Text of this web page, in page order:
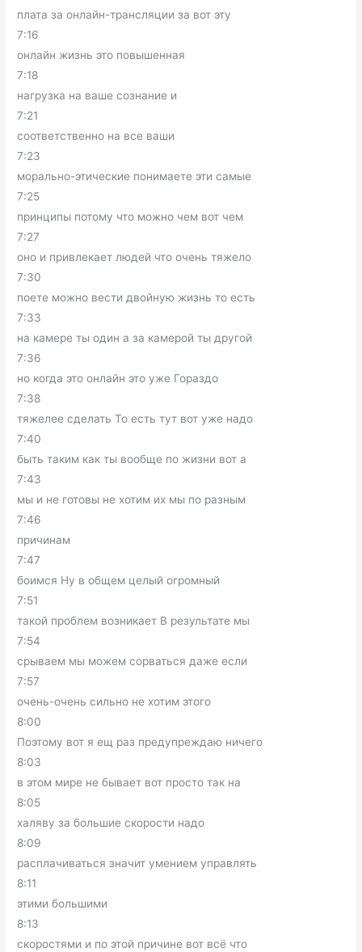
плата за онлайн-трансляции за вот эту
7:16
онлайн жизнь это повышенная
7:18
нагрузка на ваше сознание и
7:21
соответственно на все ваши
7:23
морально-этические понимаете эти самые
7:25
принципы потому что можно чем вот чем
7:27
оно и привлекает людей что очень тяжело
7:30
поете можно вести двойную жизнь то есть
7:33
на камере ты один а за камерой ты другой
7:36
но когда это онлайн это уже Гораздо
7:38
тяжелее сделать То есть тут вот уже надо
7:40
быть таким как ты вообще по жизни вот а
7:43
мы и не готовы не хотим их мы по разным
7:46
причинам
7:47
боимся Ну в общем целый огромный
7:51
такой проблем возникает В результате мы
7:54
срываем мы можем сорваться даже если
7:57
очень-очень сильно не хотим этого
8:00
Поэтому вот я ещ раз предупреждаю ничего
8:03
в этом мире не бывает вот просто так на
8:05
халяву за большие скорости надо
8:09
расплачиваться значит умением управлять
8:11
этими большими
8:13
скоростями и по этой причине вот всё что